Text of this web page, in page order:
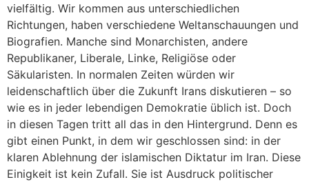
vielfältig. Wir kommen aus unterschiedlichen
Richtungen, haben verschiedene Weltanschauungen und
Biografien. Manche sind Monarchisten, andere
Republikaner, Liberale, Linke, Religiöse oder
Säkularisten. In normalen Zeiten würden wir
leidenschaftlich über die Zukunft Irans diskutieren – so
wie es in jeder lebendigen Demokratie üblich ist. Doch
in diesen Tagen tritt all das in den Hintergrund. Denn es
gibt einen Punkt, in dem wir geschlossen sind: in der
klaren Ablehnung der islamischen Diktatur im Iran. Diese
Einigkeit ist kein Zufall. Sie ist Ausdruck politischer